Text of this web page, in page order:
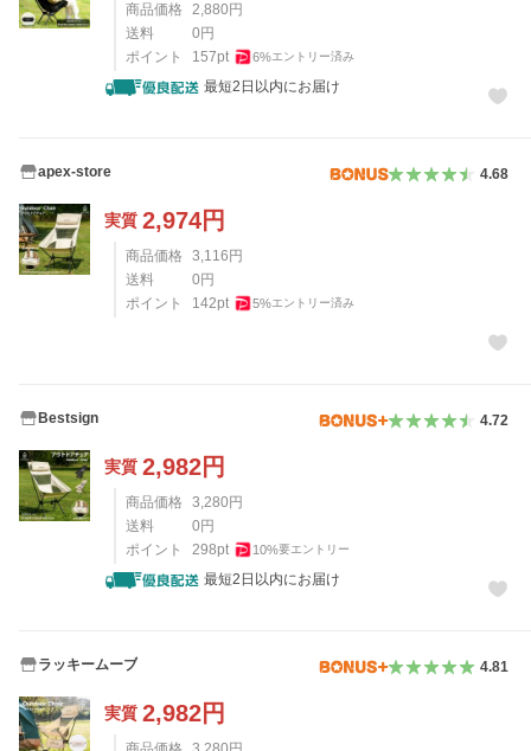
商品価格 2,880 円
送料
0 円
ポイント
157pt 6%エントリー済み
最短2日以内にお届け
apex-store 4.68
実質 2,974円
商品価格 3,116 円
送料
0 円
ポイント
142pt 5%エントリー済み
Bestsign 4.72
実質 2,982円
商品価格 3,280 円
送料
0 円
ポイント
298pt 10%要エントリー
最短2日以内にお届け
ラッキームーブ 4.81
実質 2,982円